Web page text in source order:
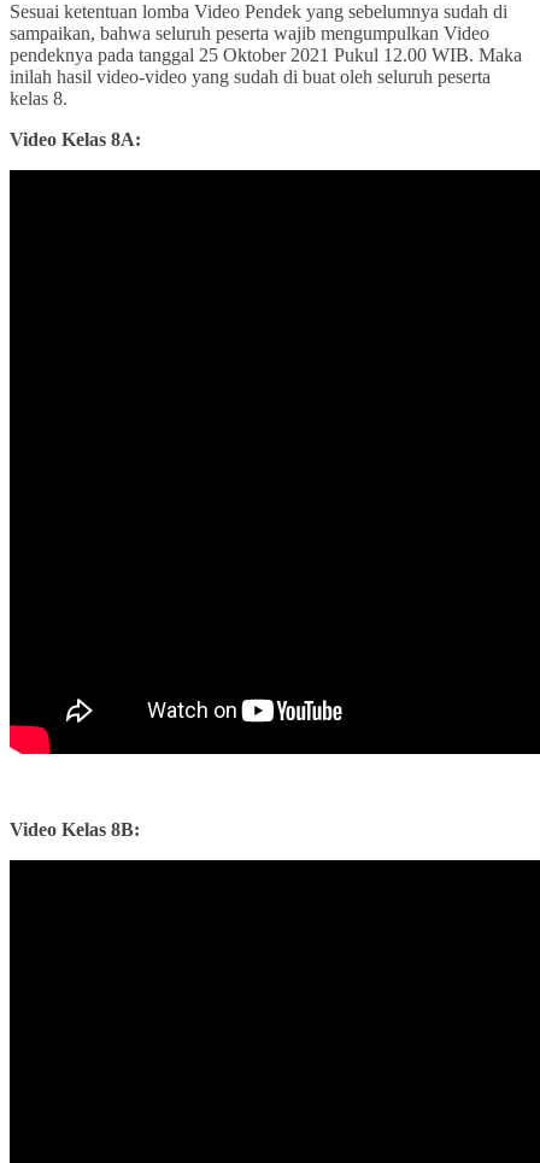
Sesuai ketentuan lomba Video Pendek yang sebelumnya sudah di
sampaikan, bahwa seluruh peserta wajib mengumpulkan Video
pendeknya pada tanggal 25 Oktober 2021 Pukul 12.00 WIB. Maka
inilah hasil video-video yang sudah di buat oleh seluruh peserta
kelas 8.
Video Kelas 8A:
Video Kelas 8B: